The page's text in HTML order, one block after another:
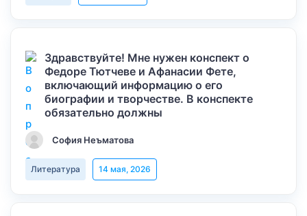
Здравствуйте! Мне нужен конспект о
Федоре Тютчеве и Афанасии Фете,
включающий информацию о его
биографии и творчестве. В конспекте
обязательно должны
София Неъматова
Литература 14 мая, 2026